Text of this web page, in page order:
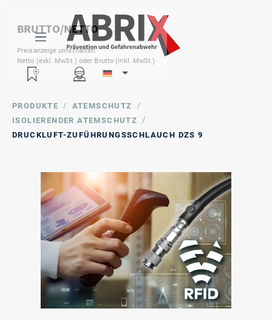
PRODUKTE / ATEMSCHUTZ
/
ISOLIERENDER ATEMSCHUTZ
/
DRUCKLUFT-ZUFÜHRUNGSSCHLAUCH DZS 9